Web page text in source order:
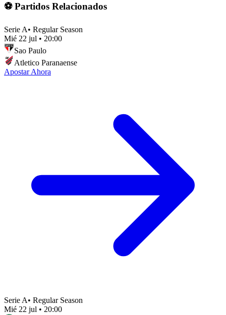
⚽ Partidos Relacionados
Serie A• Regular Season
Mié 22 jul • 20:00
Sao Paulo
Atletico Paranaense
Apostar Ahora
Serie A• Regular Season
Mié 22 jul • 20:00